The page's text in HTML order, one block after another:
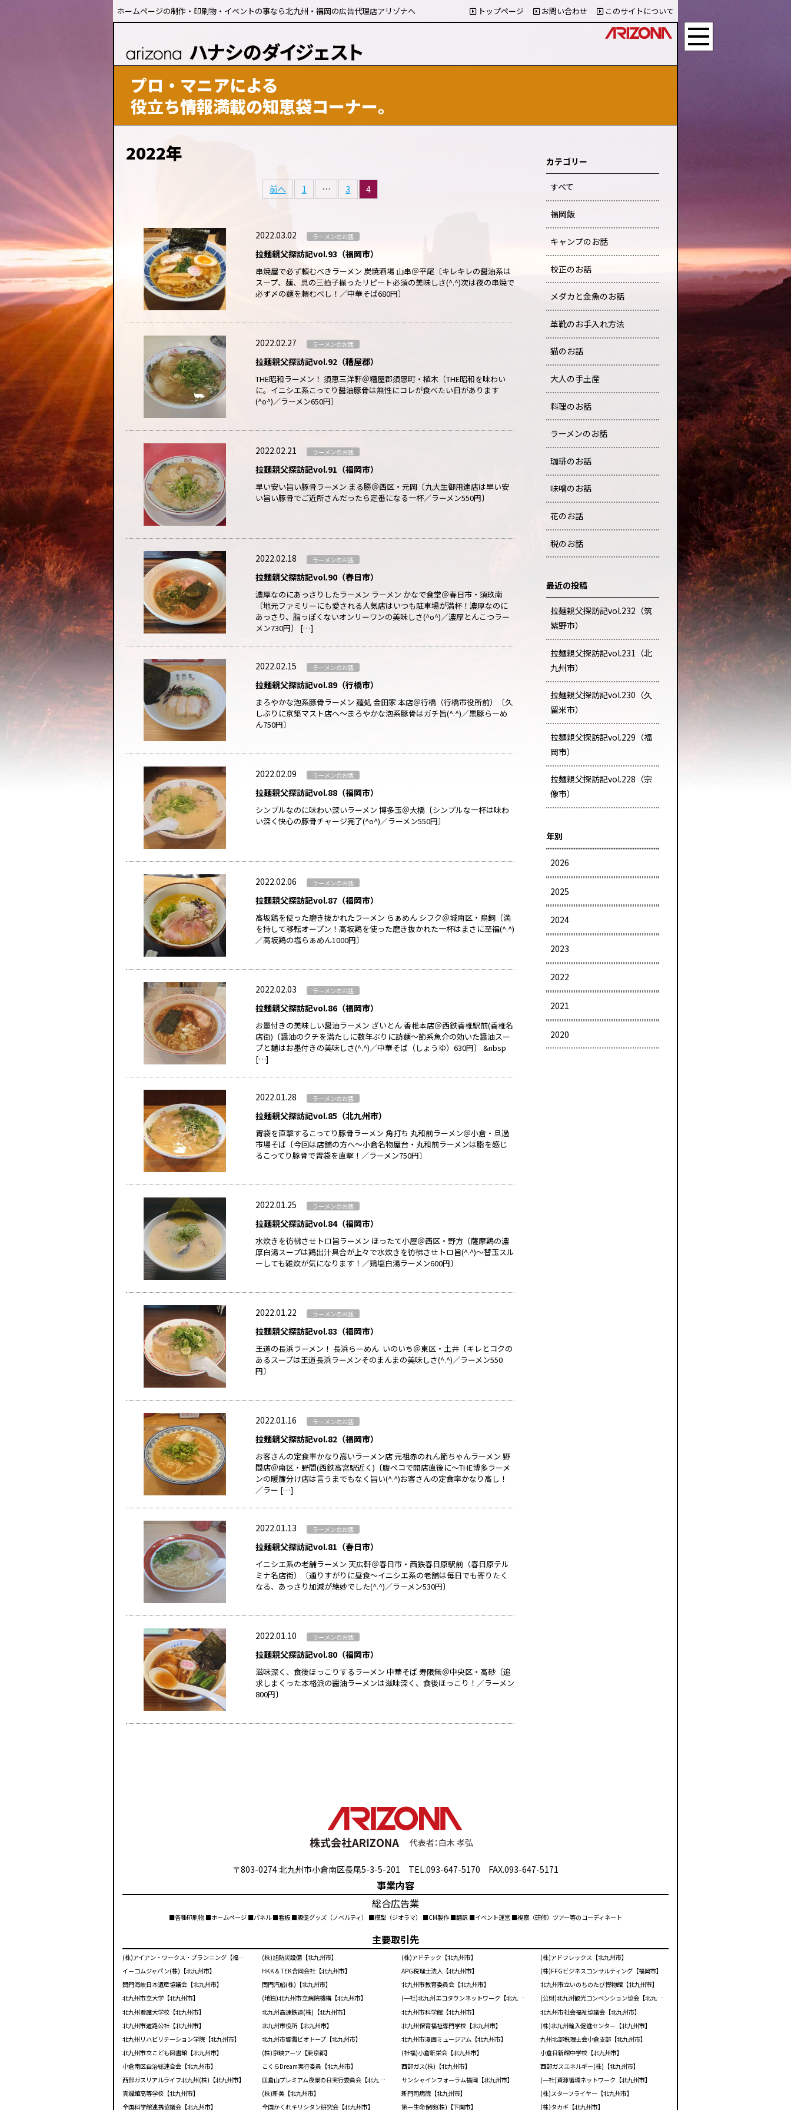
ホームページの制作・印刷物・イベントの事なら北九州・福岡の広告代理店アリゾナへ トップページ お問い合わせ このサイトについて
プロ・マニアによる
役立ち情報満載の知恵袋コーナー。
2022年
前へ 1 … 3 4
2022.03.02 ラーメンのお話
拉麺親父探訪記vol.93（福岡市）
串焼屋で必ず頼むべきラーメン 炭焼酒場 山串＠平尾〔キレキレの醤油系は
スープ、麺、具の三拍子揃ったリピート必須の美味しさ(^.^)次は夜の串焼で
必ず〆の麺を頼むべし！／中華そば680円〕
2022.02.27 ラーメンのお話
拉麺親父探訪記vol.92（糟屋郡）
THE昭和ラーメン！ 須恵三洋軒＠糟屋郡須惠町・植木〔THE昭和を味わい
に。イニシエ系こってり醤油豚骨は無性にコレが食べたい日があります
(^o^)／ラーメン650円〕
2022.02.21 ラーメンのお話
拉麺親父探訪記vol.91（福岡市）
早い安い旨い豚骨ラーメン まる勝＠西区・元岡〔九大生御用達店は早い安
い旨い豚骨でご近所さんだったら定番になる一杯／ラーメン550円〕
2022.02.18 ラーメンのお話
拉麺親父探訪記vol.90（春日市）
濃厚なのにあっさりしたラーメン ラーメン かなで食堂＠春日市・須玖南
〔地元ファミリーにも愛される人気店はいつも駐車場が満杯！濃厚なのに
あっさり、脂っぽくないオンリーワンの美味しさ(^o^)／濃厚とんこつラー
メン730円〕 […]
2022.02.15 ラーメンのお話
拉麺親父探訪記vol.89（行橋市）
まろやかな泡系豚骨ラーメン 麺処 金田家 本店＠行橋（行橋市役所前）〔久
しぶりに京築マスト店へ～まろやかな泡系豚骨はガチ旨(^.^)／黒豚らーめ
ん750円〕
2022.02.09 ラーメンのお話
拉麺親父探訪記vol.88（福岡市）
シンプルなのに味わい深いラーメン 博多玉＠大橋〔シンプルな一杯は味わ
い深く快心の豚骨チャージ完了(^o^)／ラーメン550円〕
2022.02.06 ラーメンのお話
拉麺親父探訪記vol.87（福岡市）
高坂鶏を使った磨き抜かれたラーメン らぁめん シフク＠城南区・鳥飼〔満
を持して移転オープン！高坂鶏を使った磨き抜かれた一杯はまさに至福(^.^)
／高坂鶏の塩らぁめん1000円〕
2022.02.03 ラーメンのお話
拉麺親父探訪記vol.86（福岡市）
お墨付きの美味しい醤油ラーメン ざいとん 香椎本店＠西鉄香椎駅前(香椎名
店街)〔醤油のクチを満たしに数年ぶりに訪麺～節系魚介の効いた醤油スー
プと麺はお墨付きの美味しさ(^.^)／中華そば（しょうゆ）630円〕 &nbsp
[…]
2022.01.28 ラーメンのお話
拉麺親父探訪記vol.85（北九州市）
胃袋を直撃するこってり豚骨ラーメン 角打ち 丸和前ラーメン＠小倉・旦過
市場そば〔今回は店舗の方へ～小倉名物屋台・丸和前ラーメンは脂を感じ
るこってり豚骨で胃袋を直撃！／ラーメン750円〕
2022.01.25 ラーメンのお話
拉麺親父探訪記vol.84（福岡市）
水炊きを彷彿させトロ旨ラーメン ほったて小屋＠西区・野方〔薩摩鶏の濃
厚白湯スープは鶏出汁具合が上々で水炊きを彷彿させトロ旨(^.^)～替玉スル
ーしても雑炊が気になります！／鶏塩白湯ラーメン600円〕
2022.01.22 ラーメンのお話
拉麺親父探訪記vol.83（福岡市）
王道の長浜ラーメン！ 長浜らーめん いのいち＠東区・土井〔キレとコクの
あるスープは王道長浜ラーメンそのまんまの美味しさ(^.^)／ラーメン550
円〕
2022.01.16 ラーメンのお話
拉麺親父探訪記vol.82（福岡市）
お客さんの定食率かなり高いラーメン店 元祖赤のれん節ちゃんラーメン 野
間店＠南区・野間(西鉄高宮駅近く)〔腹ペコで開店直後に～THE博多ラーメ
ンの暖簾分け店は言うまでもなく旨い(^.^)お客さんの定食率かなり高し！
／ラー […]
2022.01.13 ラーメンのお話
拉麺親父探訪記vol.81（春日市）
イニシエ系の老舗ラーメン 天広軒＠春日市・西鉄春日原駅前（春日原テル
ミナ名店街）〔通りすがりに昼食～イニシエ系の老舗は毎日でも寄りたく
なる、あっさり加減が絶妙でした(^.^)／ラーメン530円〕
2022.01.10 ラーメンのお話
拉麺親父探訪記vol.80（福岡市）
滋味深く、食後ほっこりするラーメン 中華そば 寿限無＠中央区・高砂〔追
求しまくった本格派の醤油ラーメンは滋味深く、食後ほっこり！／ラーメン
800円〕
カテゴリー
すべて
福岡飯
キャンプのお話
校正のお話
メダカと金魚のお話
革靴のお手入れ方法
猫のお話
大人の手土産
料理のお話
ラーメンのお話
珈琲のお話
味噌のお話
花のお話
税のお話
最近の投稿
拉麺親父探訪記vol.232（筑
紫野市）
拉麺親父探訪記vol.231（北
九州市）
拉麺親父探訪記vol.230（久
留米市）
拉麺親父探訪記vol.229（福
岡市）
拉麺親父探訪記vol.228（宗
像市）
年別
2026
2025
2024
2023
2022
2021
2020
〒803-0274 北九州市小倉南区長尾5-3-5-201 TEL.093-647-5170 FAX.093-647-5171
事業内容
総合広告業
■各種印刷物 ■ホームページ ■パネル ■看板 ■販促グッズ（ノベルティ） ■模型（ジオラマ） ■CM製作 ■翻訳 ■イベント運営 ■視察（研修）ツアー等のコーディネート
主要取引先
(株)アイアン・ワークス・プランニング【福岡市】 (株)旭防災設備【北九州市】 (株)アドテック【北九州市】
(株)アドフレックス【北九州市】
イーコムジャパン(株)【北九州市】
HKK＆TEK合同会社【北九州市】 APG税理士法人【北九州市】
(株)FFGビジネスコンサルティング【福岡市】
関門海峡日本遺産協議会【北九州市】
関門汽船(株)【北九州市】 北九州市教育委員会【北九州市】
北九州市立いのちのたび博物館【北九州市】
北九州市立大学【北九州市】
(地独)北九州市立病院機構【北九州市】 (一社)北九州エコタウンネットワーク【北九州市】
(公財)北九州観光コンベンション協会【北九州市】
北九州看護大学校【北九州市】
北九州高速鉄道(株)【北九州市】 北九州市科学館【北九州市】
北九州市社会福祉協議会【北九州市】
北九州市道路公社【北九州市】
北九州市役所【北九州市】 北九州保育福祉専門学校【北九州市】
(株)北九州輸入促進センター【北九州市】
北九州リハビリテーション学院【北九州市】
北九州市響灘ビオトープ【北九州市】 北九州市漫画ミュージアム【北九州市】
九州北部税理士会小倉支部【北九州市】
北九州市立こども図書館【北九州市】
(株)京映アーツ【東京都】 (社福)小倉新栄会【北九州市】
小倉日新館中学校【北九州市】
小倉南区自治総連合会【北九州市】
こくらDream実行委員【北九州市】 西部ガス(株)【北九州市】
西部ガスエネルギー(株)【北九州市】
西部ガスリアルライフ北九州(株)【北九州市】
皿倉山プレミアム夜景の日実行委員会【北九州市】 サンシャインフォーラム福岡【北九州市】
(一社)資源循環ネットワーク【北九州市】
真颯館高等学校【北九州市】
(株)新美【北九州市】 新門司病院【北九州市】
(株)スターフライヤー【北九州市】
全国科学館連携協議会【北九州市】
全国かくれキリシタン研究会【北九州市】 第一生命保険(株)【下関市】 (株)タカギ【北九州市】